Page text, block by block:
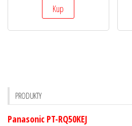
Kup
PRODUKTY
Panasonic PT-RQ50KEJ